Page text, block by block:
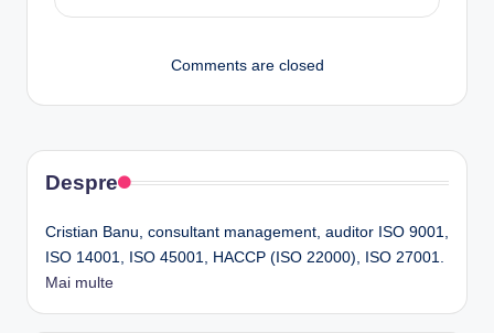
Comments are closed
Despre
Cristian Banu, consultant management, auditor ISO 9001,
ISO 14001, ISO 45001, HACCP (ISO 22000), ISO 27001.
Mai multe